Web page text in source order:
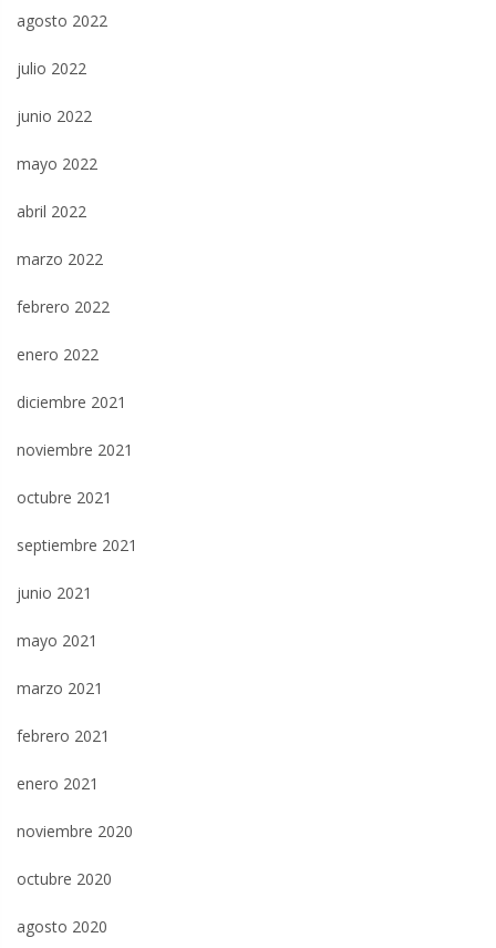
agosto 2022
julio 2022
junio 2022
mayo 2022
abril 2022
marzo 2022
febrero 2022
enero 2022
diciembre 2021
noviembre 2021
octubre 2021
septiembre 2021
junio 2021
mayo 2021
marzo 2021
febrero 2021
enero 2021
noviembre 2020
octubre 2020
agosto 2020